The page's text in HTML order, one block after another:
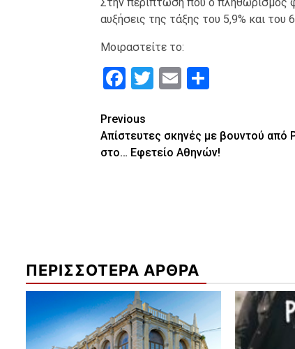
Στην περίπτωση που ο πληθωρισμός
αυξήσεις της τάξης του 5,9% και του
Μοιραστείτε το:
Facebook
TwitterEmail
Continue
Reading
Previous
Απίστευτες σκηνές με βουντού από
στο… Εφετείο Αθηνών!
ΠΕΡΙΣΣΟΤΕΡΑ ΑΡΘΡΑ